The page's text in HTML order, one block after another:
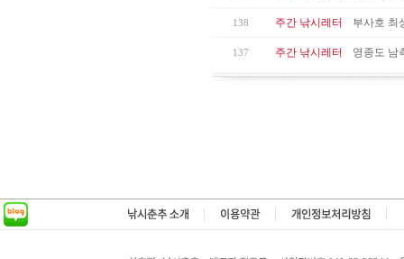
138 주간 낚시레터 부사호 최
137 주간 낚시레터 영종도 남